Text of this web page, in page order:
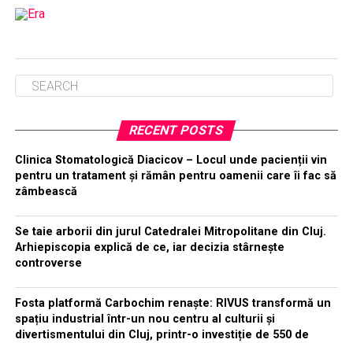
RECENT POSTS
Clinica Stomatologică Diacicov – Locul unde pacienții vin
pentru un tratament și rămân pentru oamenii care îi fac să
zâmbească
Se taie arborii din jurul Catedralei Mitropolitane din Cluj.
Arhiepiscopia explică de ce, iar decizia stârnește
controverse
Fosta platformă Carbochim renaște: RIVUS transformă un
spațiu industrial într-un nou centru al culturii și
divertismentului din Cluj, printr-o investiție de 550 de